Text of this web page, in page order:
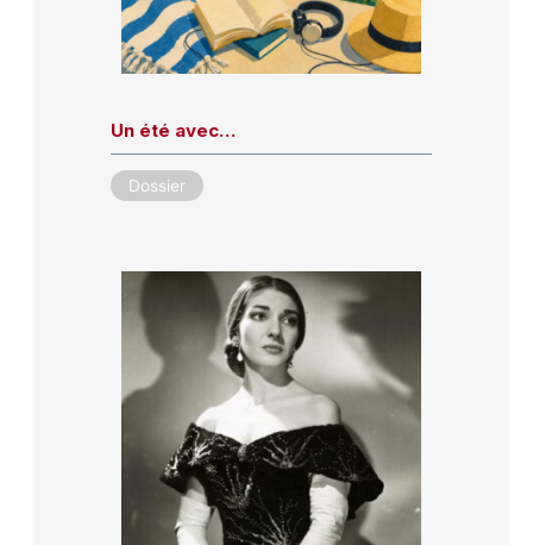
Un été avec…
Dossier